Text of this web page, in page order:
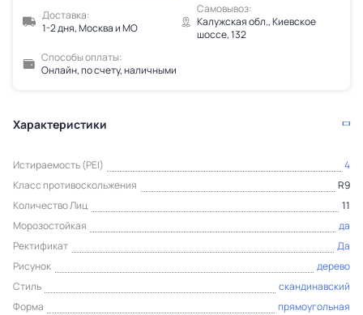
Доставка:
1-2 дня, Москва и МО
Самовывоз:
Калужская обл., Киевское
шоссе, 132
Способы оплаты:
Онлайн, по счету, наличными
Характеристики
Истираемость (PEI)
4
Класс противоскольжения
R9
Количество Лиц
11
Морозостойкая
да
Ректификат
Да
Рисунок
дерево
Стиль
скандинавский
Форма
прямоугольная